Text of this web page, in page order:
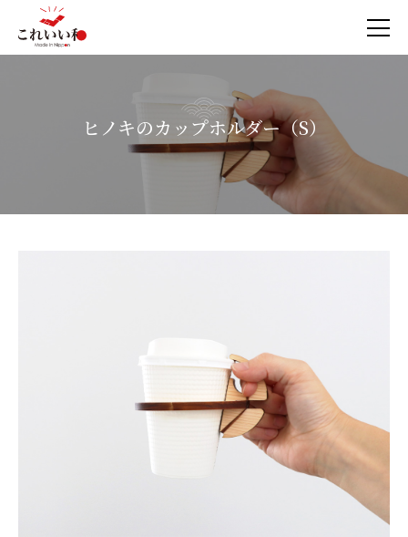
ヒノキのカップホルダー（S）